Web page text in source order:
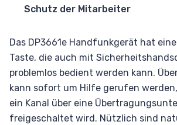
Schutz der Mitarbeiter
Das DP3661e Handfunkgerät hat
Taste, die auch mit
problemlos bedient werden kann.
kann sofort um Hilfe gerufen
ein Kanal über eine
freigeschaltet wird. Nützlich sind